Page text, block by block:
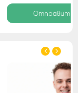
Отправить